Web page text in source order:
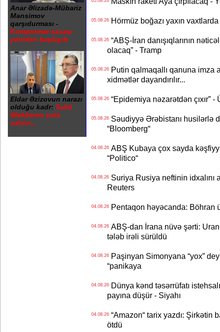
Anar Əlizadə-Mübariz
Mənsimov
qarşıdurması -
Kompromat savaşı
yenidən başlayıb
Eldar Əzizovun narazı
olduğu kadr: Xalid
Ələkbərov yola
salınır...
05.08.26Hörmüz boğazı yaxın
05.08.26“ABŞ-İran danışıqlarının
olacaq” - Tramp
05.08.26Putin qalmaqallı qanuna imza
xidmətlər dayandırılır...
05.08.26“Epidemiya nəzarətdən çıxır” -
05.08.26Səudiyyə Ərəbistanı husilərlə
“Bloomberg“
04.08.26ABŞ Kubaya çox sayda
“Politico“
04.08.26Suriya Rusiya neftinin idxalını
Reuters
04.08.26Pentaqon həyəcanda: Böhran
04.08.26ABŞ-dan İrana nüvə şərti: Uran
tələb irəli sürüldü
04.08.26Paşinyan Simonyana “yox”
“panikaya
04.08.26Dünya kənd təsərrüfatı
payına düşür - Siyahı
04.08.26“Amazon“ tarix yazdı: Şirkətin
ötdü